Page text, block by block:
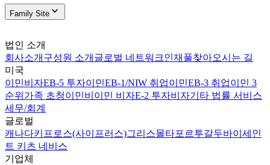
Family Site
법인 소개
회사소개 구성원 소개 글로벌 네트워크인재풀찾아오시는 길
미국
이민비자EB-5 투자이민EB-1/NIW 취업이민EB-3 취업이민 3
순위 가족 초청이민비이민 비자E-2 투자비자기타 법률 서비스
세무/회계
글로벌
캐나다키프로스(사이프러스)그리스몰타포르투갈두바이 세인
트 키츠 네비스
기업체